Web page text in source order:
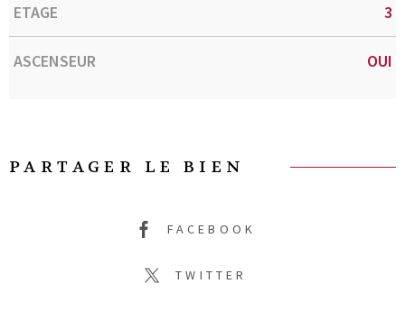
ETAGE 3
ASCENSEUR OUI
PARTAGER LE BIEN
FACEBOOK
TWITTER